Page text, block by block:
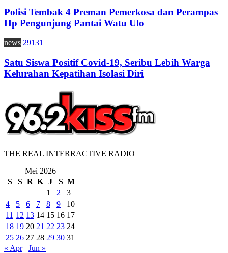
Polisi Tembak 4 Preman Pemerkosa dan Perampas
Hp Pengunjung Pantai Watu Ulo
news 29131
Satu Siswa Positif Covid-19, Seribu Lebih Warga
Kelurahan Kepatihan Isolasi Diri
THE REAL INTERRACTIVE RADIO
Mei 2026
S
S R K J S M
1
2
3
4
5 6 7 8 9
10
11 12 13 14 15 16 17
18 19 20 21 22 23 24
25 26 27 28 29 30 31
« Apr
Jun »